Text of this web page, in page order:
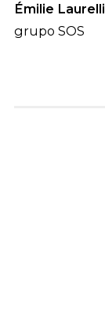
Émilie Laurelli
grupo SOS